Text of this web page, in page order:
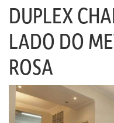
DUPLEX
LADO DO
ROSA